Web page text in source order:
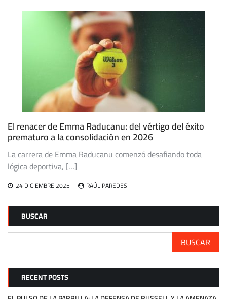
El renacer de Emma Raducanu: del vértigo del éxito
prematuro a la consolidación en 2026
La carrera de Emma Raducanu comenzó desafiando toda
lógica deportiva, […]
24 DICIEMBRE 2025 RAÚL PAREDES
BUSCAR
BUSCAR
RECENT POSTS